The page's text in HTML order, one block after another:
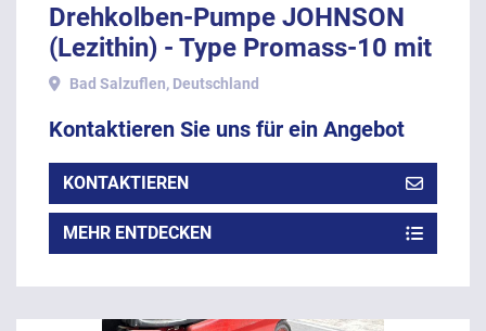
Drehkolben-Pumpe JOHNSON
(Lezithin) - Type Promass-10 mit
Durchflussmengenmesser E&H.
Bad Salzuflen, Deutschland
Kontaktieren Sie uns für ein Angebot
KONTAKTIEREN
MEHR ENTDECKEN